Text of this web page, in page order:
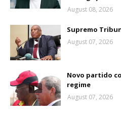
August 08, 2026
Supremo
August 07, 2026
Novo partido
regime
August 07, 2026